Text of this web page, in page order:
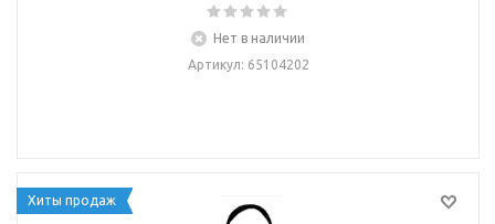
Нет в наличии
Артикул: 65104202
Хиты продаж